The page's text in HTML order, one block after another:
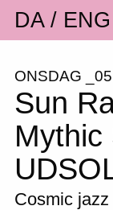
DA ENG
ONSDAG
Sun
Mythic
Cosmic jazz